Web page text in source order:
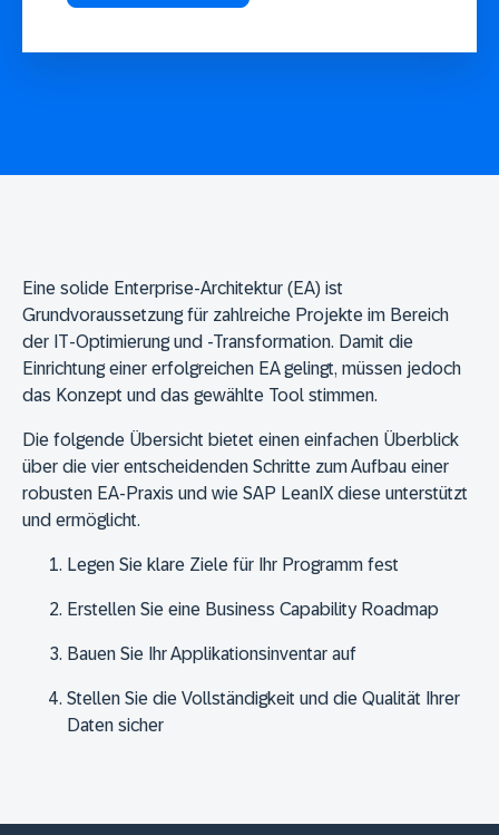
Eine solide Enterprise-Architektur (EA) ist
Grundvoraussetzung für zahlreiche Projekte im Bereich
der IT-Optimierung und -Transformation. Damit die
Einrichtung einer erfolgreichen EA gelingt, müssen jedoch
das Konzept und das gewählte Tool stimmen.
Die folgende Übersicht bietet einen einfachen Überblick
über die vier entscheidenden Schritte zum Aufbau einer
robusten EA-Praxis und wie SAP LeanIX diese unterstützt
und ermöglicht.
Legen Sie klare Ziele für Ihr Programm fest
Erstellen Sie eine Business Capability Roadmap
Bauen Sie Ihr Applikationsinventar auf
Stellen Sie die Vollständigkeit und die Qualität Ihrer
Daten sicher